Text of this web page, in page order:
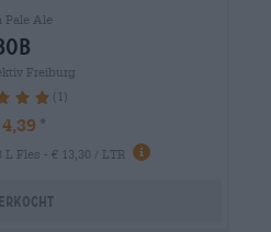
Pale Ale
Freiburg
100% (1)
L Fles - € 13,30 / LTR